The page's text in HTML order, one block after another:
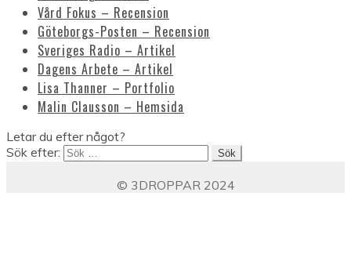
Vård Fokus – Recension
Göteborgs-Posten – Recension
Sveriges Radio – Artikel
Dagens Arbete – Artikel
Lisa Thanner – Portfolio
Malin Clausson – Hemsida
Letar du efter något?
Sök efter:
© 3DROPPAR 2024